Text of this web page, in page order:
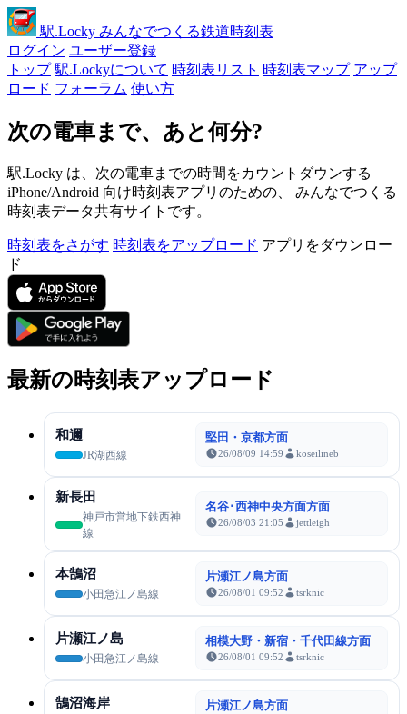
駅.Locky みんなでつくる鉄道時刻表
ログイン ユーザー登録
トップ 駅.Lockyについて 時刻表リスト 時刻表マップ アップ
ロード フォーラム 使い方
次の電車まで、あと何分?
駅.Locky は、次の電車までの時間をカウントダウンする
iPhone/Android 向け時刻表アプリのための、 みんなでつくる
時刻表データ共有サイトです。
時刻表をさがす 時刻表をアップロード アプリをダウンロー
ド
最新の時刻表アップロード
和邇
JR湖西線
堅田・京都方面
26/08/09 14:59 koseilineb
新長田
神戸市営地下鉄西神
線
名谷･西神中央方面方面
26/08/03 21:05 jettleigh
本鵠沼
小田急江ノ島線
片瀬江ノ島方面
26/08/01 09:52 tsrknic
片瀬江ノ島
小田急江ノ島線
相模大野・新宿・千代田線方面
26/08/01 09:52 tsrknic
鵠沼海岸 片瀬江ノ島方面